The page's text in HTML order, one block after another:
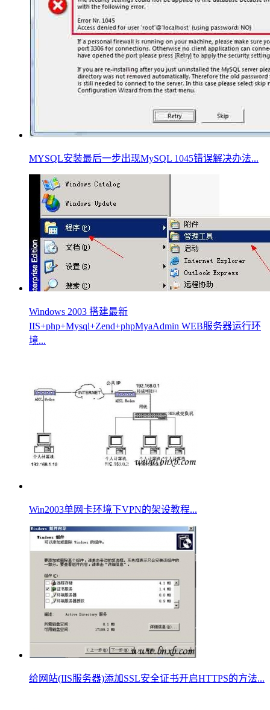
MYSQL安装最后一步出现MySQL 1045错误解决办法...
Windows 2003 搭建最新
IIS+php+Mysql+Zend+phpMyaAdmin WEB服务器运行环
境...
Win2003单网卡环境下VPN的架设教程...
给网站(IIS服务器)添加SSL安全证书开启HTTPS的方法...